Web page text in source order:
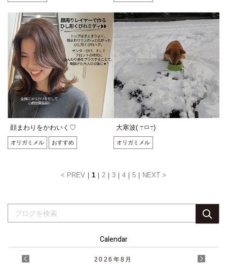
顔まわりをかわいく♡
オリガミメル おすすめ
大寒波( ߹ㅁ߹)
オリガミメル
< PREV 1 2 3 4 5 NEXT >
Calendar
2026 年8月